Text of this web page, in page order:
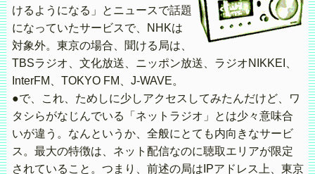
けるようになる」とニュースで話題
になっていたサービスで、NHKは
対象外。東京の場合、聞ける局は、
TBSラジオ、文化放送、ニッポン放送、ラジオNIKKEI、
InterFM、TOKYO FM、J-WAVE。
●で、これ、ためしに少しアクセスしてみたんだけど、ワ
タシらがなじんでいる「ネットラジオ」とは少々意味合
いが違う。なんというか、全般にとても内向きなサービ
ス。最大の特徴は、ネット配信なのに聴取エリアが限定
されていること。つまり、前述の局はIPアドレス上、東京